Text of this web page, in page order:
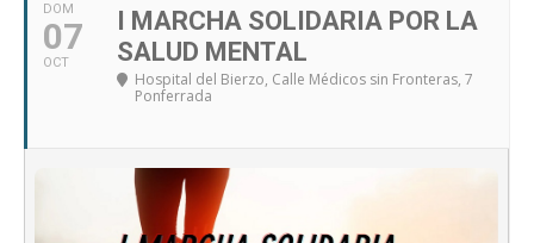
DOM
07
OCT
I MARCHA SOLIDARIA POR LA
SALUD MENTAL
Hospital del Bierzo, Calle Médicos sin Fronteras, 7
Ponferrada